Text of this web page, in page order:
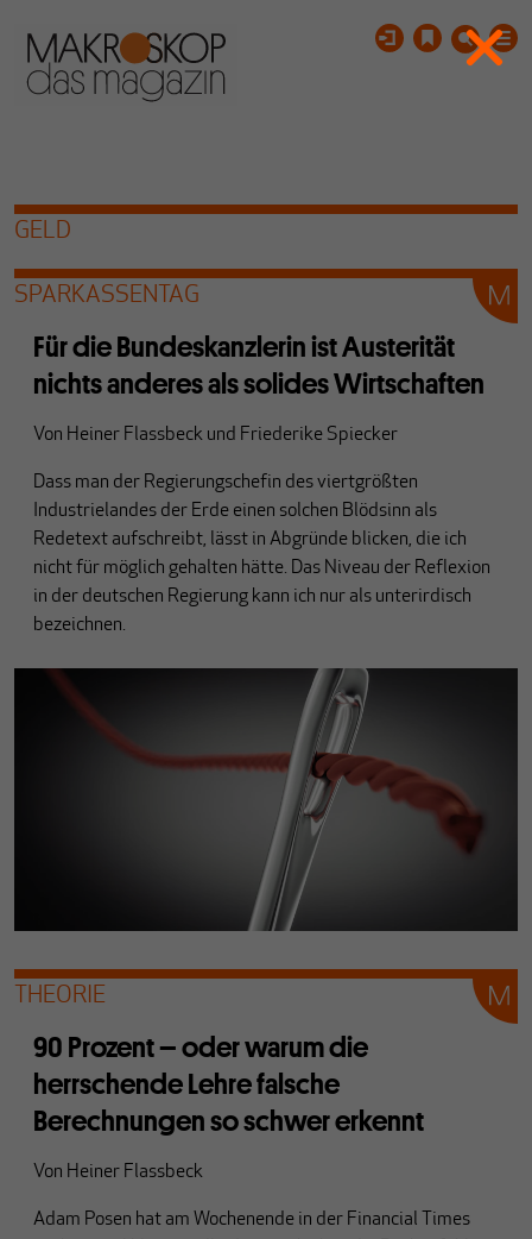
GELD
SPARKASSENTAG
Für die Bundeskanzlerin ist Austerität
nichts anderes als solides Wirtschaften
Von Heiner Flassbeck und Friederike Spiecker
Dass man der Regierungschefin des viertgrößten
Industrielandes der Erde einen solchen Blödsinn als
Redetext aufschreibt, lässt in Abgründe blicken, die ich
nicht für möglich gehalten hätte. Das Niveau der Reflexion
in der deutschen Regierung kann ich nur als unterirdisch
bezeichnen.
THEORIE
90 Prozent – oder warum die
herrschende Lehre falsche
Berechnungen so schwer erkennt
Von Heiner Flassbeck
Adam Posen hat am Wochenende in der Financial Times